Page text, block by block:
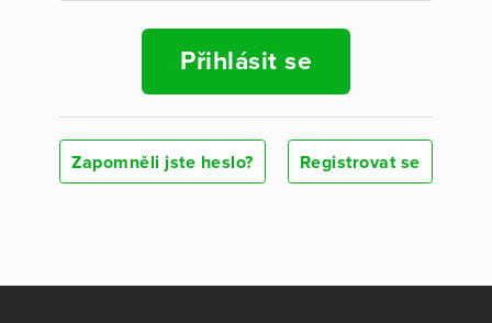
Přihlásit se
Zapomněli jste heslo? Registrovat se